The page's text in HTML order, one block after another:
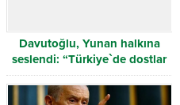
Davutoğlu, Yunan halkına
seslendi: “Türkiye`de dostlar
edininiz”